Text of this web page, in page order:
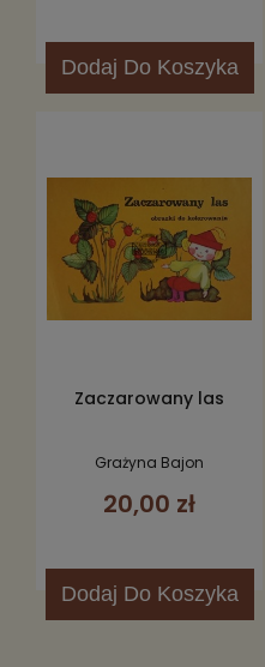
Dodaj Do Koszyka
Zaczarowany las
Grażyna Bajon
20,00 zł
Dodaj Do Koszyka